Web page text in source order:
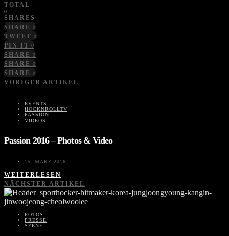
TOTAL
0
SHARES
SHARE 0
TWEET 0
PIN IT 0
SHARE 0
SHARE 0
SHARE 0
VORIGER ARTIKEL
EVENTS
HOCKNROLLTV
PASSION
VIDEOS
Passion 2016 – Photos & Video
15. MÄRZ 2016
WEITERLESEN
NÄCHSTER ARTIKEL
FOTOS
PRESSE
SZENE